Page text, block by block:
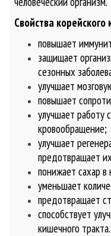
Свойства
повышает
защищает
сезонных
улучшает
повышает
улучшает
кровообращение;
улучшает
предотвращает
понижает сахар
уменьшает
предотвращает
способствует
кишечного тракта.